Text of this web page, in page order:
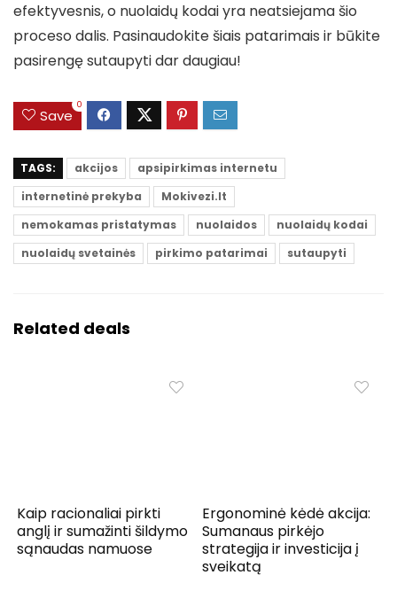
efektyvesnis, o nuolaidų kodai yra neatsiejama šio
proceso dalis. Pasinaudokite šiais patarimais ir būkite
pasirengę sutaupyti dar daugiau!
Save
0
TAGS: akcijos
apsipirkimas internetu
internetinė prekyba
Mokivezi.lt
nemokamas pristatymas
nuolaidos
nuolaidų kodai
nuolaidų svetainės
pirkimo patarimai sutaupyti
Related deals
Kaip racionaliai pirkti
anglį ir sumažinti šildymo
sąnaudas namuose
Ergonominė kėdė akcija:
Sumanaus pirkėjo
strategija ir investicija į
sveikatą